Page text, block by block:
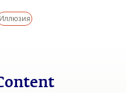
Иллюзия